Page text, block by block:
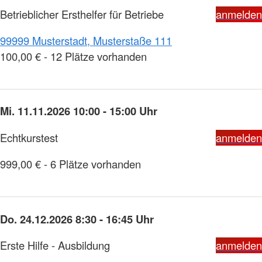
Betrieblicher Ersthelfer für Betriebe
anmelden
99999 Musterstadt, Musterstaße 111
100,00 € - 12 Plätze vorhanden
Mi. 11.11.2026 10:00 - 15:00 Uhr
Echtkurstest
anmelden
999,00 € - 6 Plätze vorhanden
Do. 24.12.2026 8:30 - 16:45 Uhr
Erste Hilfe - Ausbildung
anmelden